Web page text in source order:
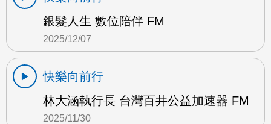
銀髮人生 數位陪伴 FM
2025/12/07
快樂向前行
林大涵執行長 台灣百井公益加速器 FM
2025/11/30